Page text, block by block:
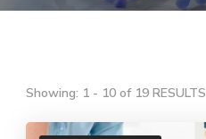
Showing: 1 - 10 of 19 RESULTS